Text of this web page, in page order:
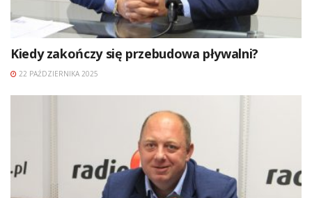
Kiedy zakończy się przebudowa pływalni?
22 PAŹDZIERNIKA 2025